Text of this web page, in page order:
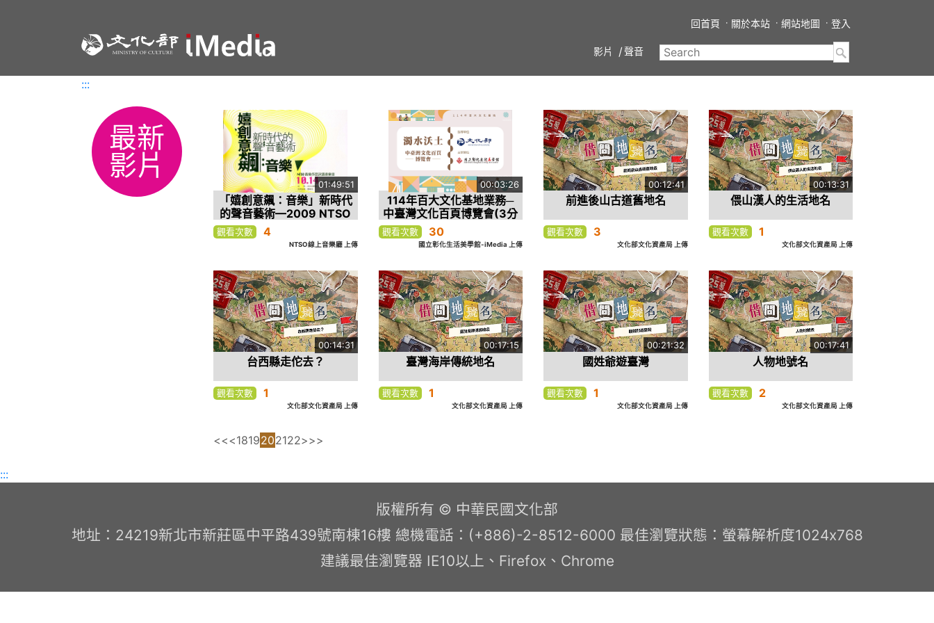
:::
回首頁 關於本站 網站地圖 登入
影片 聲音
:::
最新
影片
01:49:51
「嬉創意飆：音樂」新時代
的聲音藝術—2009 NTSO
音樂作品決選音樂會
觀看次數 4
NTSO線上音樂廳 上傳
00:03:26
114年百大文化基地業務─
中臺灣文化百頁博覽會(3分
鐘版本)
觀看次數 30
國立彰化生活美學館-iMedia 上傳
00:12:41
前進後山古道舊地名
觀看次數 3
文化部文化資產局 上傳
00:13:31
偎山漢人的生活地名
觀看次數 1
文化部文化資產局 上傳
00:14:31
台西縣走佗去？
觀看次數 1
文化部文化資產局 上傳
00:17:15
臺灣海岸傳統地名
觀看次數 1
文化部文化資產局 上傳
00:21:32
國姓爺遊臺灣
觀看次數 1
文化部文化資產局 上傳
00:17:41
人物地號名
觀看次數 2
文化部文化資產局 上傳
<<<1819202122>>>
:::
版權所有 © 中華民國文化部
地址：24219新北市新莊區中平路439號南棟16樓 總機電話：(+886)-2-8512-6000 最佳瀏覽狀態：螢幕解析度1024x768
建議最佳瀏覽器 IE10以上、Firefox、Chrome